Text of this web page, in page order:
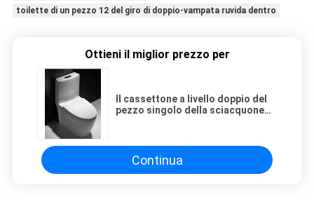
toilette di un pezzo 12 del giro di doppio-vampata ruvida dentro
Ottieni il miglior prezzo per
Il cassettone a livello doppio del
pezzo singolo della sciacquone
Continua